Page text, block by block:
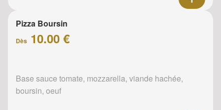
Pizza Boursin
Dès 10.00 €
Base sauce tomate, mozzarella, viande hachée,
boursin, oeuf